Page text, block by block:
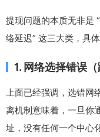
提现问题的本质无非是
络延迟” 这三大类，具
1. 网络选择错误（
上面已经强调，选错网
离机制意味着，一旦你
址，没有任何一个中心